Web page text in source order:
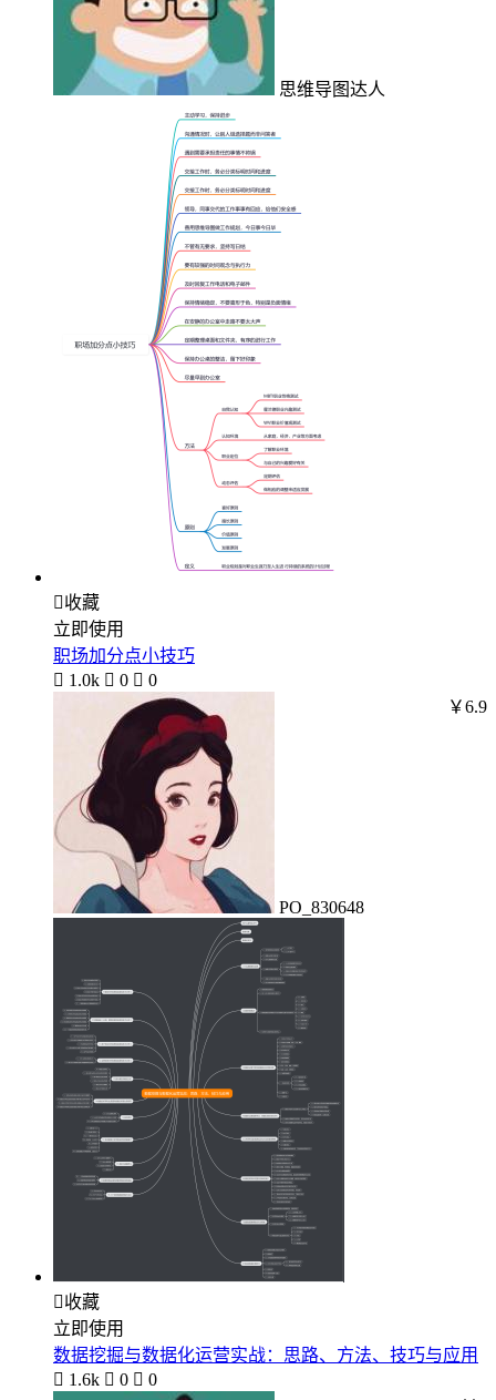
思维导图达人
收藏
立即使用
职场加分点小技巧
 1.0k  0  0
PO_830648
￥6.9
收藏
立即使用
数据挖掘与数据化运营实战：思路、方法、技巧与应用
 1.6k  0  0